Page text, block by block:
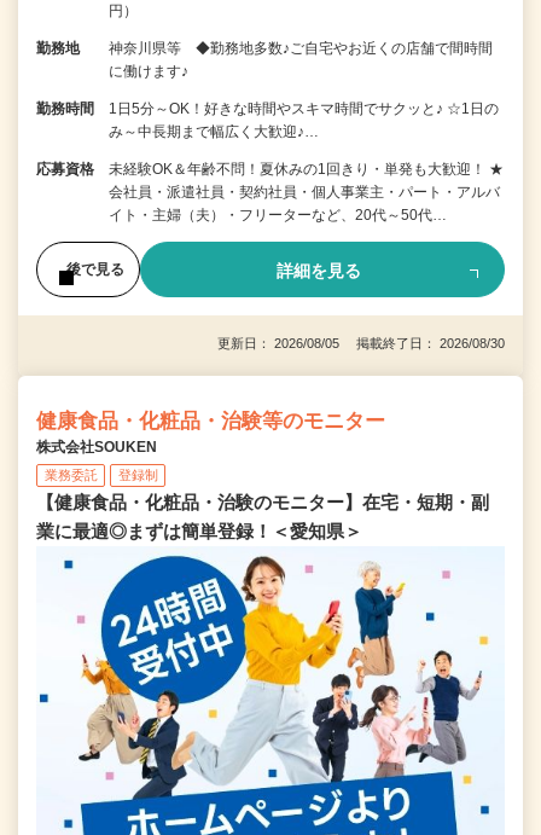
円）
勤務地
神奈川県等 ◆勤務地多数♪ご自宅やお近くの店舗で間時間
に働けます♪
勤務時間
1日5分～OK！好きな時間やスキマ時間でサクッと♪ ☆1日の
み～中長期まで幅広く大歓迎♪…
応募資格
未経験OK＆年齢不問！夏休みの1回きり・単発も大歓迎！ ★
会社員・派遣社員・契約社員・個人事業主・パート・アルバ
イト・主婦（夫）・フリーターなど、20代～50代…
後で見る 詳細を見る
更新日： 2026/08/05 掲載終了日： 2026/08/30
健康食品・化粧品・治験等のモニター
株式会社SOUKEN
業務委託 登録制
【健康食品・化粧品・治験のモニター】在宅・短期・副
業に最適◎まずは簡単登録！＜愛知県＞